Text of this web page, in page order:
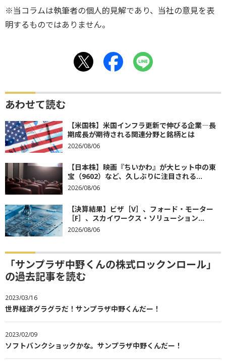
※当コラムは執筆者の個人的見解であり、当社の意見を表
明するものではありません。
あわせて読む
【米国株】米国インフラ更新で伸びる企業―長
期成長が期待される関連分野と銘柄とは
2026/08/06
【日本株】映画『ちいかわ』が大ヒット中の東
宝（9602）など、久しぶりに注目される...
2026/08/06
【決算結果】ビザ［V］、フォード・モーター
［F］、スカイワークス・ソリューション...
2026/08/06
「サンプラザ中野くんの株式ロックンロール」
の過去記事を読む
2023/03/16
世界経済グラグラだ！サンプラザ中野くんだー！
2023/02/09
ソフトバンクショックかな。サンプラザ中野くんだー！